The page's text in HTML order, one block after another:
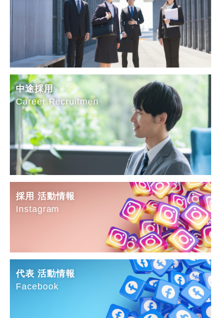
中途採用
Career Recruitmen
採用 活動情報
Instagram
代表 活動情報
Facebook